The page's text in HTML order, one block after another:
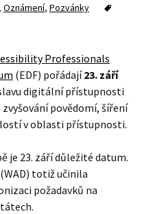
, Oznámení, Pozvánky
Professionals
(EDF) pořádají23. září
digitální přístupnosti
zvyšování povědomí, šíření
v oblasti přístupnosti.
je 23. září důležité datum.
totiž učinila
požadavků na